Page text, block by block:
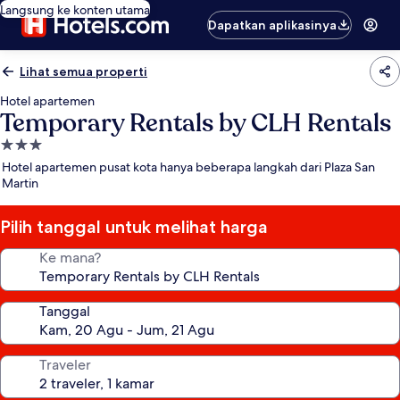
Langsung ke konten utama
Dapatkan aplikasinya
Lihat semua properti
Hotel apartemen
Temporary Rentals by CLH Rentals
Properti
bintang
3.0
Hotel apartemen pusat kota hanya beberapa langkah dari Plaza San
Martin
Pilih tanggal untuk melihat harga
Ke mana?
Tanggal
Traveler